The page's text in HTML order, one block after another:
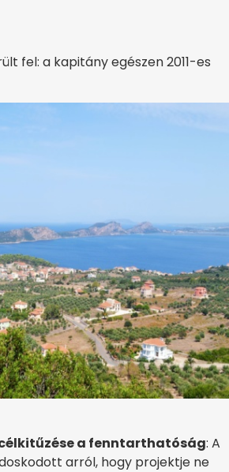
fel: a kapitány egészen 2011-es
a fenntarthatóság: A
arról, hogy projektje ne